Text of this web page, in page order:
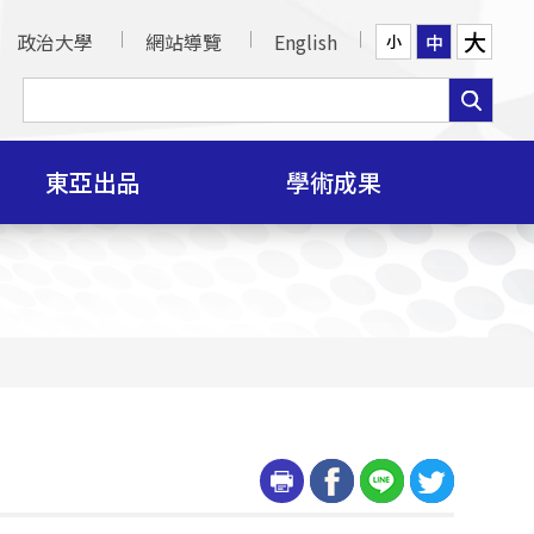
政治大學 網站導覽 English 小 中 大
東亞出品 學術成果